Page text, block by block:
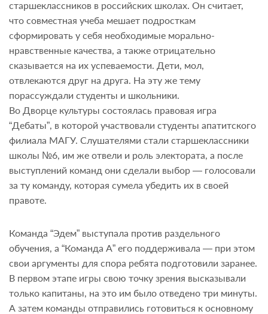
старшеклассников в российских школах. Он считает,
что совместная учеба мешает подросткам
сформировать у себя необходимые морально-
нравственные качества, а также отрицательно
сказывается на их успеваемости. Дети, мол,
отвлекаются друг на друга. На эту же тему
порассуждали студенты и школьники.
Во Дворце культуры состоялась правовая игра
“Дебаты”, в которой участвовали студенты апатитского
филиала МАГУ. Слушателями стали старшеклассники
школы №6, им же отвели и роль электората, а после
выступлений команд они сделали выбор — голосовали
за ту команду, которая сумела убедить их в своей
правоте.
Команда “Эдем” выступала против раздельного
обучения, а “Команда А” его поддерживала — при этом
свои аргументы для спора ребята подготовили заранее.
В первом этапе игры свою точку зрения высказывали
только капитаны, на это им было отведено три минуты.
А затем команды отправились готовиться к основному